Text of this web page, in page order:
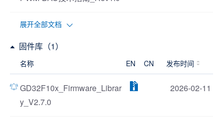
展开全部文档
固件库（1）
名称 EN CN 发布时间
GD32F10x_Firmware_Librar
y_V2.7.0
2026-02-11